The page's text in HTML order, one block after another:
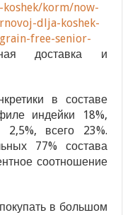
korm/now-
dlja-koshek-
free-senior-
доставка и
в составе
индейки 18%,
всего 23%.
77% состава
соотношение
покупать в большом